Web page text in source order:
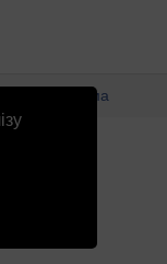
Реклама